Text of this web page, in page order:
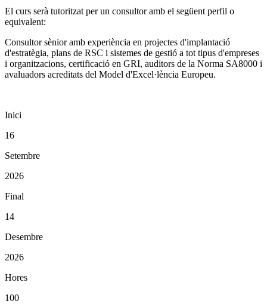
El curs serà tutoritzat per un consultor amb el següent perfil o
equivalent:
Consultor sènior amb experiència en projectes d'implantació
d'estratègia, plans de RSC i sistemes de gestió a tot tipus d'empreses
i organitzacions, certificació en GRI, auditors de la Norma SA8000 i
avaluadors acreditats del Model d'Excel·lència Europeu.
Inici
16
Setembre
2026
Final
14
Desembre
2026
Hores
100